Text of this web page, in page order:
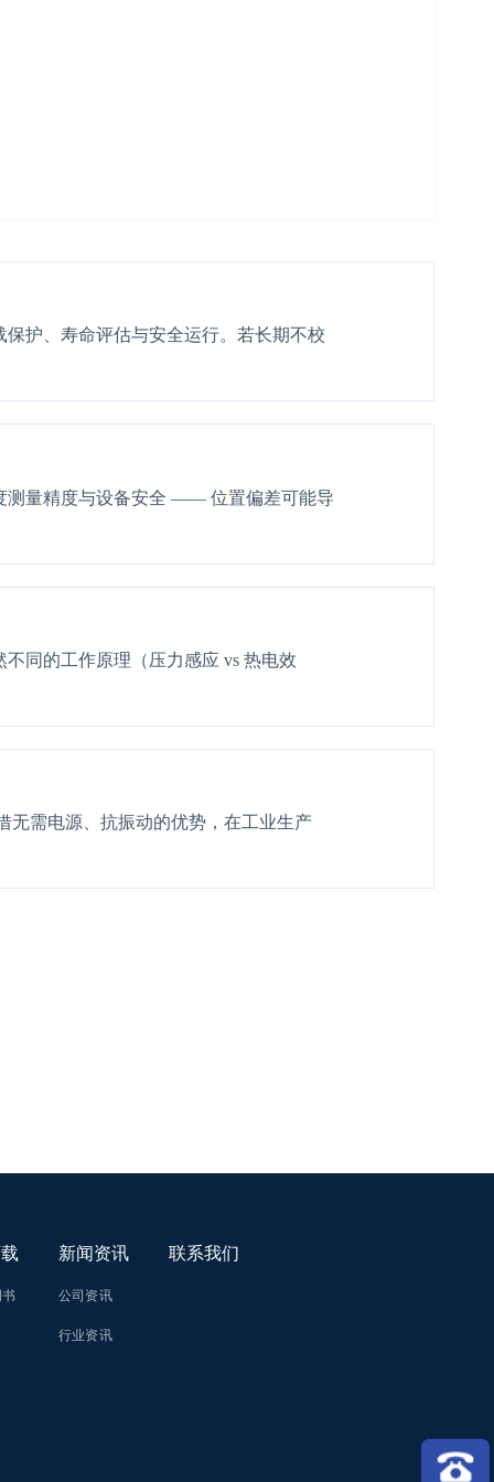
护、寿命评估与安全运行。若长期不校
测量精度与设备安全 —— 位置偏差可能导
同的工作原理（压力感应 vs 热电效
无需电源、抗振动的优势，在工业生产
新闻资讯
公司资讯
行业资讯
联系我们